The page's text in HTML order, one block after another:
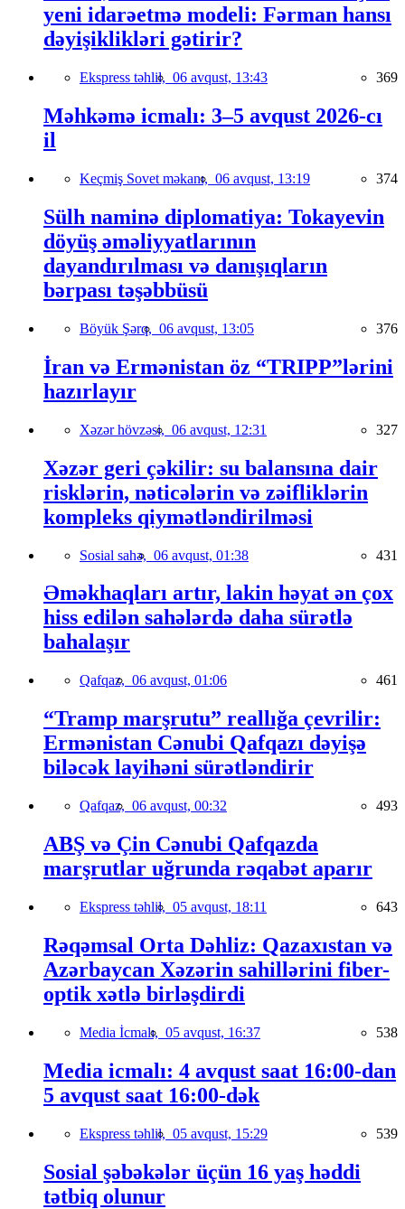
yeni idarəetmə modeli: Fərman hansı
dəyişiklikləri gətirir?
Ekspress təhlil, 06 avqust, 13:43 369
Məhkəmə icmalı: 3–5 avqust 2026-cı
il
Keçmiş Sovet məkanı, 06 avqust, 13:19 374
Sülh naminə diplomatiya: Tokayevin
döyüş əməliyyatlarının
dayandırılması və danışıqların
bərpası təşəbbüsü
Böyük Şərq, 06 avqust, 13:05 376
İran və Ermənistan öz “TRIPP”lərini
hazırlayır
Xəzər hövzəsi, 06 avqust, 12:31 327
Xəzər geri çəkilir: su balansına dair
risklərin, nəticələrin və zəifliklərin
kompleks qiymətləndirilməsi
Sosial sahə, 06 avqust, 01:38 431
Əməkhaqları artır, lakin həyat ən çox
hiss edilən sahələrdə daha sürətlə
bahalaşır
Qafqaz, 06 avqust, 01:06 461
“Tramp marşrutu” reallığa çevrilir:
Ermənistan Cənubi Qafqazı dəyişə
biləcək layihəni sürətləndirir
Qafqaz, 06 avqust, 00:32 493
ABŞ və Çin Cənubi Qafqazda
marşrutlar uğrunda rəqabət aparır
Ekspress təhlil, 05 avqust, 18:11 643
Rəqəmsal Orta Dəhliz: Qazaxıstan və
Azərbaycan Xəzərin sahillərini fiber-
optik xətlə birləşdirdi
Media İcmalı, 05 avqust, 16:37 538
Media icmalı: 4 avqust saat 16:00-dan
5 avqust saat 16:00-dək
Ekspress təhlil, 05 avqust, 15:29 539
Sosial şəbəkələr üçün 16 yaş həddi
tətbiq olunur